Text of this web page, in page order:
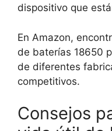
dispositivo que
En Amazon,
de baterías 18650
de diferentes
competitivos.
Consejos